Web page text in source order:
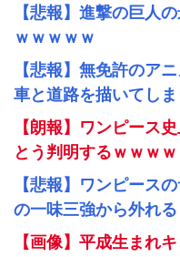
【悲報】進撃の巨人
ｗｗｗｗｗ
【悲報】無免許のア
車と道路を描いてし
【朗報】ワンピース
とう判明するｗｗｗｗ
【悲報】ワンピース
の一味三強から外れる
【画像】平成生まれ